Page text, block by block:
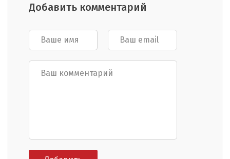
Добавить комментарий